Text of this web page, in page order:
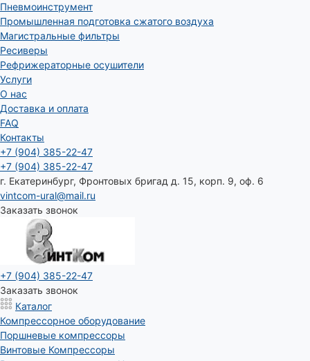
Пневмоинструмент
Промышленная подготовка сжатого воздуха
Магистральные фильтры
Ресиверы
Рефрижераторные осушители
Услуги
О нас
Доставка и оплата
FAQ
Контакты
+7 (904) 385-22-47
+7 (904) 385-22-47
г. Екатеринбург, Фронтовых бригад д. 15, корп. 9, оф. 6
vintcom-ural@mail.ru
Заказать звонок
+7 (904) 385-22-47
Заказать звонок
Каталог
Компрессорное оборудование
Поршневые компрессоры
Винтовые Компрессоры